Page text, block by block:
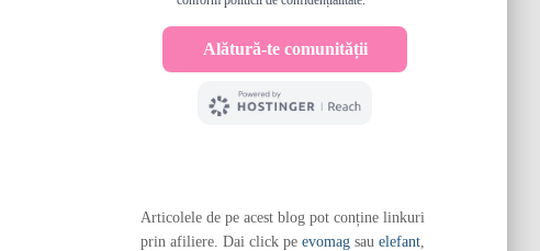
Articolele de pe acest blog pot conține linkuri
prin afiliere. Dai click pe evomagsau elefant,